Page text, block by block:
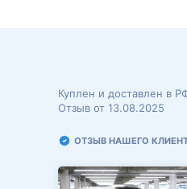
Куплен и доставлен в
Отзыв от 13.08.2025
ОТЗЫВ НАШЕГО